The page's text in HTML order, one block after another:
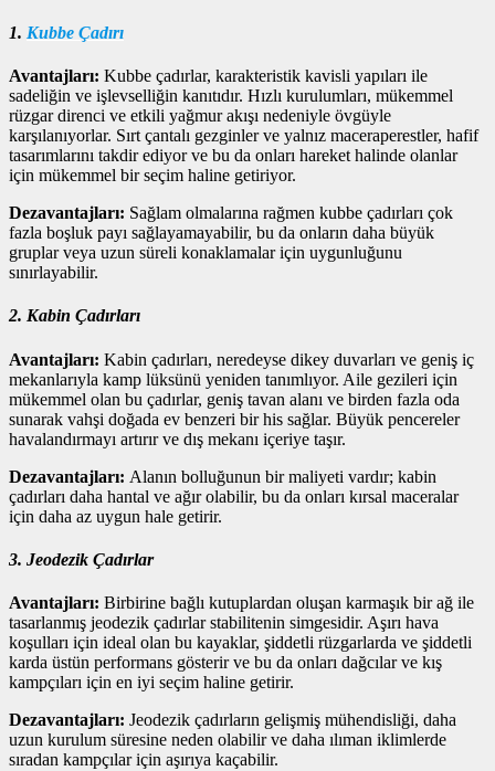
1. Kubbe Çadırı
Avantajları: Kubbe çadırlar, karakteristik kavisli yapıları ile
sadeliğin ve işlevselliğin kanıtıdır. Hızlı kurulumları, mükemmel
rüzgar direnci ve etkili yağmur akışı nedeniyle övgüyle
karşılanıyorlar. Sırt çantalı gezginler ve yalnız maceraperestler, hafif
tasarımlarını takdir ediyor ve bu da onları hareket halinde olanlar
için mükemmel bir seçim haline getiriyor.
Dezavantajları: Sağlam olmalarına rağmen kubbe çadırları çok
fazla boşluk payı sağlayamayabilir, bu da onların daha büyük
gruplar veya uzun süreli konaklamalar için uygunluğunu
sınırlayabilir.
2. Kabin Çadırları
Avantajları: Kabin çadırları, neredeyse dikey duvarları ve geniş iç
mekanlarıyla kamp lüksünü yeniden tanımlıyor. Aile gezileri için
mükemmel olan bu çadırlar, geniş tavan alanı ve birden fazla oda
sunarak vahşi doğada ev benzeri bir his sağlar. Büyük pencereler
havalandırmayı artırır ve dış mekanı içeriye taşır.
Dezavantajları: Alanın bolluğunun bir maliyeti vardır; kabin
çadırları daha hantal ve ağır olabilir, bu da onları kırsal maceralar
için daha az uygun hale getirir.
3. Jeodezik Çadırlar
Avantajları: Birbirine bağlı kutuplardan oluşan karmaşık bir ağ ile
tasarlanmış jeodezik çadırlar stabilitenin simgesidir. Aşırı hava
koşulları için ideal olan bu kayaklar, şiddetli rüzgarlarda ve şiddetli
karda üstün performans gösterir ve bu da onları dağcılar ve kış
kampçıları için en iyi seçim haline getirir.
Dezavantajları: Jeodezik çadırların gelişmiş mühendisliği, daha
uzun kurulum süresine neden olabilir ve daha ılıman iklimlerde
sıradan kampçılar için aşırıya kaçabilir.